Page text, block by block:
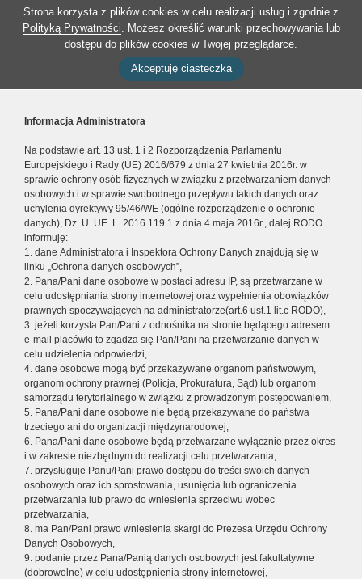
Strona korzysta z plików cookies w celu realizacji usług i zgodnie z
Polityką Prywatności. Możesz określić warunki przechowywania lub
dostępu do plików cookies w Twojej przeglądarce.
Akceptuję ciasteczka
Informacja Administratora
Na podstawie art. 13 ust. 1 i 2 Rozporządzenia Parlamentu
Europejskiego i Rady (UE) 2016/679 z dnia 27 kwietnia 2016r. w
sprawie ochrony osób fizycznych w związku z przetwarzaniem danych
osobowych i w sprawie swobodnego przepływu takich danych oraz
uchylenia dyrektywy 95/46/WE (ogólne rozporządzenie o ochronie
danych), Dz. U. UE. L. 2016.119.1 z dnia 4 maja 2016r., dalej RODO
informuję:
1. dane Administratora i Inspektora Ochrony Danych znajdują się w
linku „Ochrona danych osobowych”,
2. Pana/Pani dane osobowe w postaci adresu IP, są przetwarzane w
celu udostępniania strony internetowej oraz wypełnienia obowiązków
prawnych spoczywających na administratorze(art.6 ust.1 lit.c RODO),
3. jeżeli korzysta Pan/Pani z odnośnika na stronie będącego adresem
e-mail placówki to zgadza się Pan/Pani na przetwarzanie danych w
celu udzielenia odpowiedzi,
4. dane osobowe mogą być przekazywane organom państwowym,
organom ochrony prawnej (Policja, Prokuratura, Sąd) lub organom
samorządu terytorialnego w związku z prowadzonym postępowaniem,
5. Pana/Pani dane osobowe nie będą przekazywane do państwa
trzeciego ani do organizacji międzynarodowej,
6. Pana/Pani dane osobowe będą przetwarzane wyłącznie przez okres
i w zakresie niezbędnym do realizacji celu przetwarzania,
7. przysługuje Panu/Pani prawo dostępu do treści swoich danych
osobowych oraz ich sprostowania, usunięcia lub ograniczenia
przetwarzania lub prawo do wniesienia sprzeciwu wobec
przetwarzania,
8. ma Pan/Pani prawo wniesienia skargi do Prezesa Urzędu Ochrony
Danych Osobowych,
9. podanie przez Pana/Panią danych osobowych jest fakultatywne
(dobrowolne) w celu udostępnienia strony internetowej,